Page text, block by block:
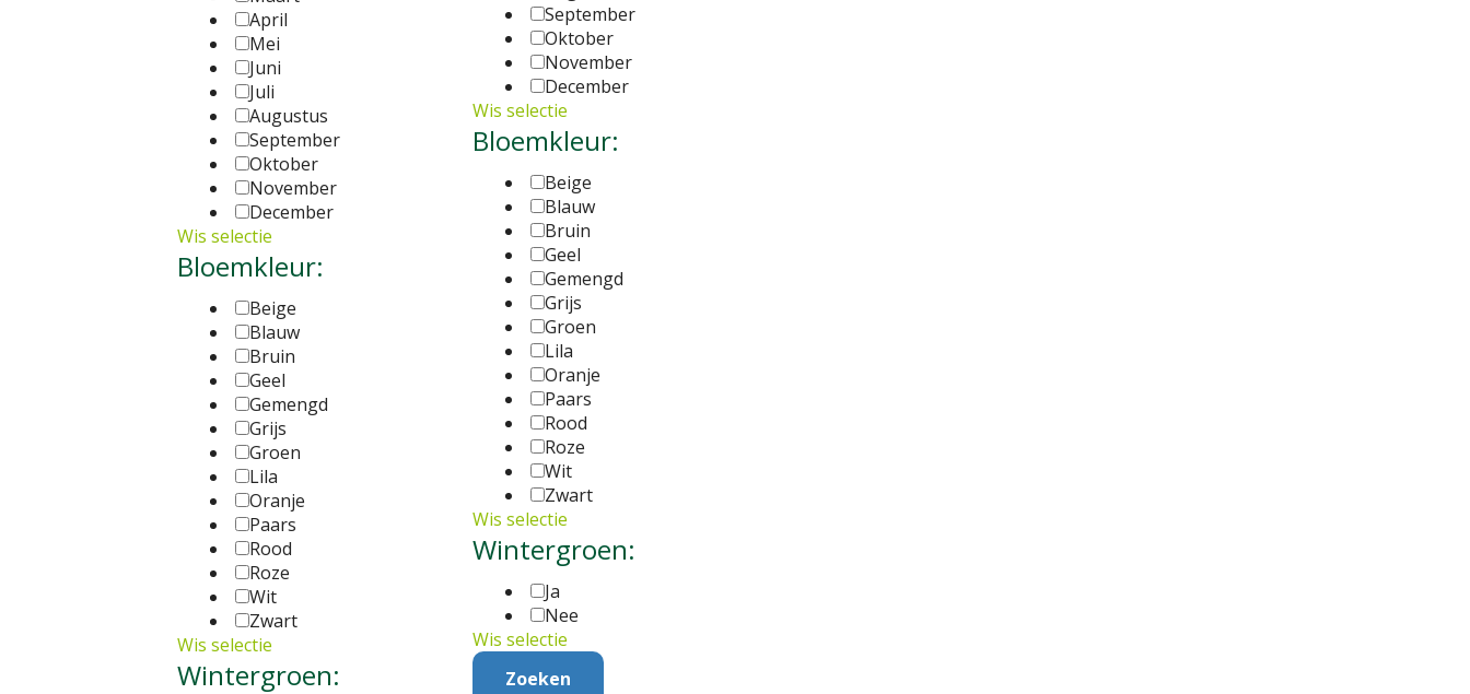
September
Oktober
November
December
Wis selectie
Bloemkleur:
Beige
Blauw
Bruin
Geel
Gemengd
Grijs
Groen
Lila
Oranje
Paars
Rood
Roze
Wit
Zwart
Wis selectie
Wintergroen:
Ja
Nee
Wis selectie
April
Mei
Juni
Juli
Augustus
September
Oktober
November
December
Wis selectie
Bloemkleur:
Beige
Blauw
Bruin
Geel
Gemengd
Grijs
Groen
Lila
Oranje
Paars
Rood
Roze
Wit
Zwart
Wis selectie
Wintergroen: